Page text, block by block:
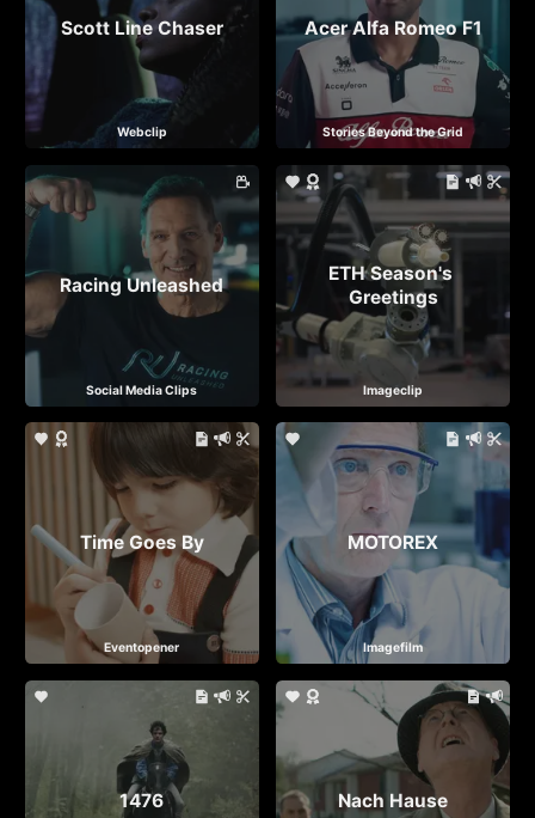
Scott Line Chaser
Webclip
Acer Alfa Romeo F1
Stories Beyond the Grid
Racing Unleashed
Social Media Clips
ETH Season's
Greetings
Imageclip
Time Goes By
Eventopener
MOTOREX
Imagefilm
1476 Nach Hause